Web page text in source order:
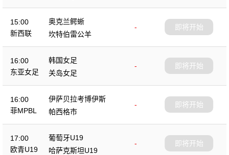
15:00
新西联
奥克兰鳄蜥
-
坎特伯雷公羊
即将开始
16:00
东亚女足
韩国女足
-
关岛女足
即将开始
16:00
菲MPBL
伊萨贝拉考博伊斯
-
帕西格市
即将开始
17:00
欧青U19
葡萄牙U19
-
哈萨克斯坦U19
即将开始